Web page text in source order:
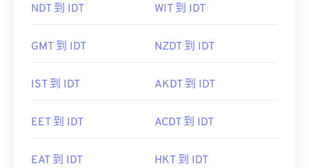
NDT 到 IDT WIT 到 IDT
GMT 到 IDT NZDT 到 IDT
IST 到 IDT AKDT 到 IDT
EET 到 IDT ACDT 到 IDT
EAT 到 IDT HKT 到 IDT